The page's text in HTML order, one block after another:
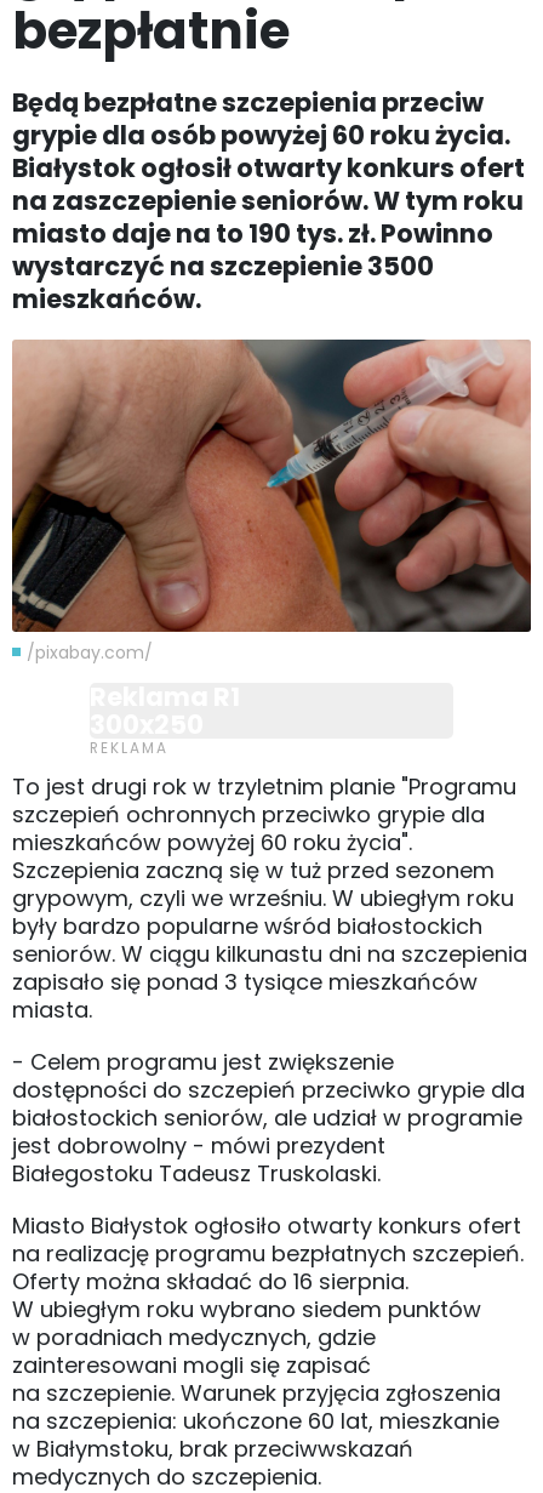
bezpłatnie
Będą bezpłatne szczepienia przeciw
grypie dla osób powyżej 60 roku życia.
Białystok ogłosił otwarty konkurs ofert
na zaszczepienie seniorów. W tym roku
miasto daje na to 190 tys. zł. Powinno
wystarczyć na szczepienie 3500
mieszkańców.
/pixabay.com/
To jest drugi rok w trzyletnim planie "Programu
szczepień ochronnych przeciwko grypie dla
mieszkańców powyżej 60 roku życia".
Szczepienia zaczną się w tuż przed sezonem
grypowym, czyli we wrześniu. W ubiegłym roku
były bardzo popularne wśród białostockich
seniorów. W ciągu kilkunastu dni na szczepienia
zapisało się ponad 3 tysiące mieszkańców
miasta.
- Celem programu jest zwiększenie
dostępności do szczepień przeciwko grypie dla
białostockich seniorów, ale udział w programie
jest dobrowolny - mówi prezydent
Białegostoku Tadeusz Truskolaski.
Miasto Białystok ogłosiło otwarty konkurs ofert
na realizację programu bezpłatnych szczepień.
Oferty można składać do 16 sierpnia.
W ubiegłym roku wybrano siedem punktów
w poradniach medycznych, gdzie
zainteresowani mogli się zapisać
na szczepienie. Warunek przyjęcia zgłoszenia
na szczepienia: ukończone 60 lat, mieszkanie
w Białymstoku, brak przeciwwskazań
medycznych do szczepienia.